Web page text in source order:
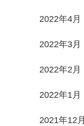
2022年4月
2022年3月
2022年2月
2022年1月
2021年12月